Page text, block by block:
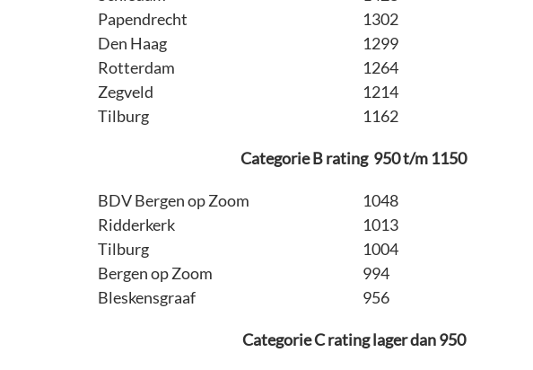
Papendrecht
Den Haag
Rotterdam
Zegveld
Tilburg
1302
1299
1264
1214
1162
Categorie B rating 950 t/m 1150
BDV Bergen op Zoom
Ridderkerk
Tilburg
Bergen op Zoom
Bleskensgraaf
1048
1013
1004
994
956
Categorie C rating lager dan 950